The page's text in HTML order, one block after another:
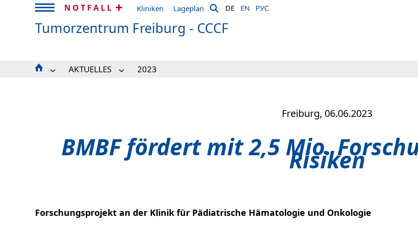
NOTFALL Kliniken Lageplan DE EN РУС
Tumorzentrum Freiburg - CCCF
VERANSTALTUNGEN
FORSCHUNG
AKTUELLES
2019
2023
Freiburg, 06.06.2023
BMBF fördert mit 2,5 Mio.
Risiken
Forschungsprojekt an der Klinik für Pädiatrische Hämatologie und Onkologie